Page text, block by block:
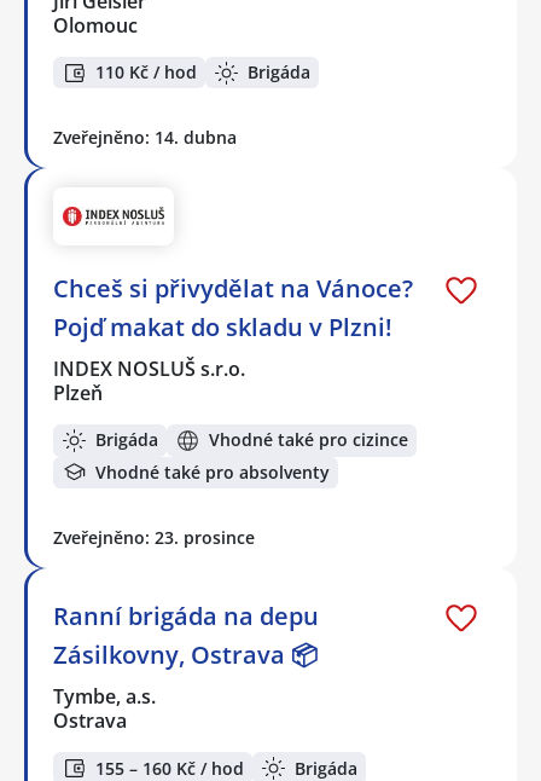
Olomouc
110 Kč / hod Brigáda
Zveřejněno: 14. dubna
Chceš si přivydělat na Vánoce?
Pojď makat do skladu v Plzni!
INDEX NOSLUŠ s.r.o.
Plzeň
Brigáda
Vhodné také pro cizince
Vhodné také pro absolventy
Zveřejněno: 23. prosince
Ranní brigáda na depu
Zásilkovny, Ostrava 📦
Tymbe, a.s.
Ostrava
155 – 160 Kč / hod
Brigáda